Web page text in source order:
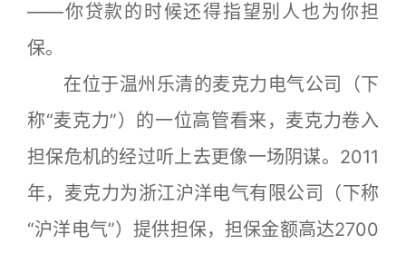
——你贷款的时候还得指望别人也为你担
保。
在位于温州乐清的麦克力电气公司（下
称“麦克力”）的一位高管看来，麦克力卷入
担保危机的经过听上去更像一场阴谋。2011
年，麦克力为浙江沪洋电气有限公司（下称
“沪洋电气”）提供担保，担保金额高达2700